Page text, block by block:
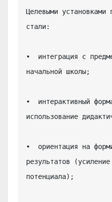
Целевыми установками
стали:
•  интеграция с
начальной школы;
•  интерактивный
использование
•  ориентация на
результатов
потенциала);